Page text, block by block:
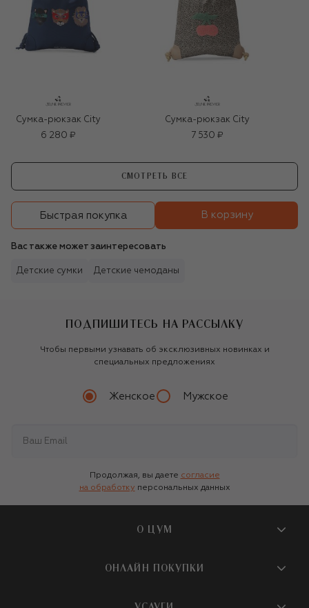
Сумка-рюкзак City
6 280 ₽
Сумка-рюкзак City
7 530 ₽
СМОТРЕТЬ ВСЕ
Быстрая покупка В корзину
Вас также может заинтересовать
Детские сумки Детские чемоданы
ПОДПИШИТЕСЬ НА РАССЫЛКУ
Чтобы первыми узнавать об эксклюзивных новинках и
специальных предложениях
Женское Мужское
Продолжая, вы даете согласие
на обработку персональных данных
О ЦУМ
О магазине
ОНЛАЙН ПОКУПКИ